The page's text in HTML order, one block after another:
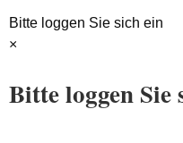
Bitte loggen Sie sich ein
×
Bitte loggen Sie